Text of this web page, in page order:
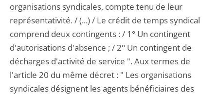
organisations syndicales, compte tenu de leur
représentativité. / (...) / Le crédit de temps syndical
comprend deux contingents : / 1° Un contingent
d'autorisations d'absence ; / 2° Un contingent de
décharges d'activité de service ". Aux termes de
l'article 20 du même décret : " Les organisations
syndicales désignent les agents bénéficiaires des